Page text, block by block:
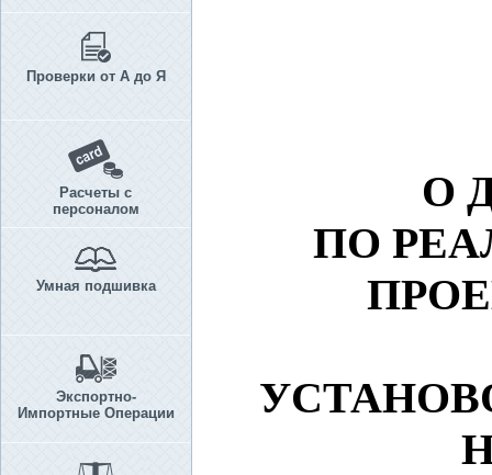
Проверки от А до Я
Расчеты с
персоналом
Умная подшивка
Экспортно-
Импортные Операции
О
ПО